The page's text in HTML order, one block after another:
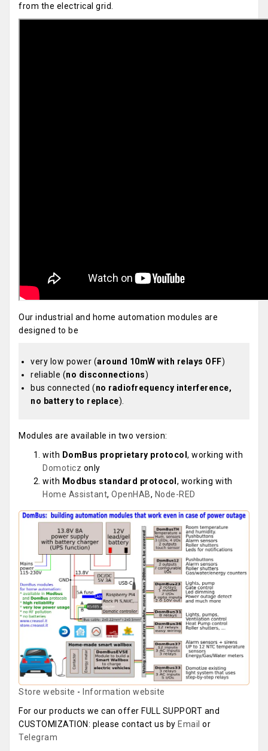
from the electrical grid.
Our industrial and home automation modules are
designed to be
very low power (around 10mW with relays OFF)
reliable (no disconnections)
bus connected (no radiofrequency interference,
no battery to replace).
Modules are available in two version:
with DomBus proprietary protocol, working with
Domoticz only
with Modbus standard protocol, working with
Home Assistant, OpenHAB, Node-RED
Store website - Information website
For our products we can offer FULL SUPPORT and
CUSTOMIZATION: please contact us by Email or
Telegram